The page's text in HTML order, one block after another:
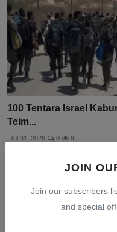
JOIN
Join our subscribers
and special
100 Tentara Israel
Teim...
Jul 31, 2026 0 9